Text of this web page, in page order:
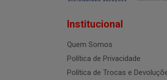
Institucional
Quem Somos
Política de Privacidade
Política de Trocas e